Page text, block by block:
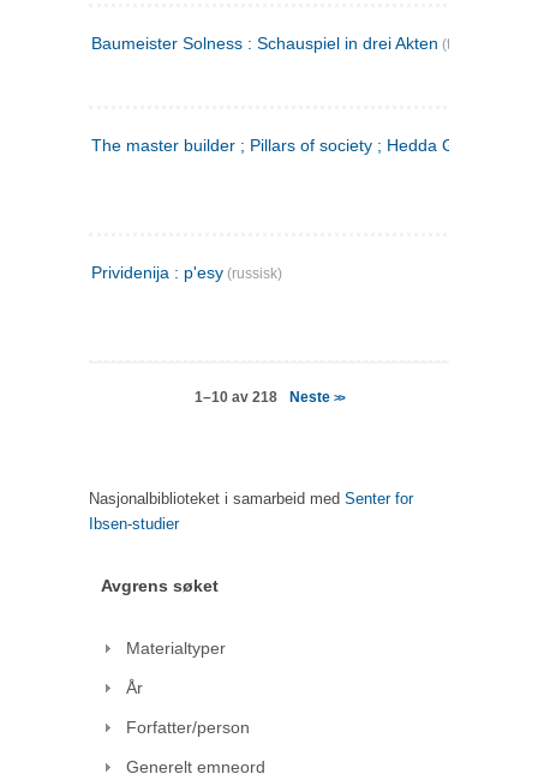
Baumeister Solness : Schauspiel in drei Akten (tysk)
The master builder ; Pillars of society ; Hedda Gabler
Prividenija : p'esy (russisk)
1–10 av 218 Neste >>
Nasjonalbiblioteket i samarbeid med Senter for
Ibsen-studier
Avgrens søket
Materialtyper
År
Forfatter/person
Generelt emneord